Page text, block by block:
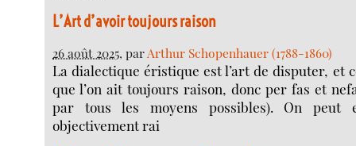
L’Art d’avoir toujours raison
26 août 2025, parArthur Schopenhauer (1788-1860)
La dialectique éristique est l’art de disputer, et
que l’on ait toujours raison, donc per fas et
par tous les moyens possibles). On peut
objectivement rai